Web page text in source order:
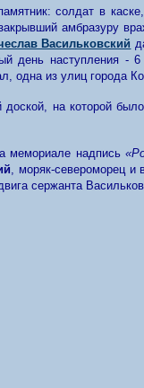
солдат в
амбразуру
Васильковский
наступления -
из улиц города
на которой
мемориале надпись
, моряк-североморец и
сержанта